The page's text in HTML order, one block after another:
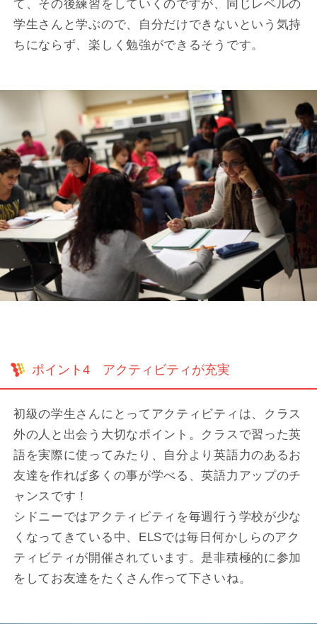
て、その後練習をしていくのですが、同じレベルの
学生さんと学ぶので、自分だけできないという気持
ちにならず、楽しく勉強ができるそうです。
ポイント4 アクティビティが充実
初級の学生さんにとってアクティビティは、クラス
外の人と出会う大切なポイント。クラスで習った英
語を実際に使ってみたり、自分より英語力のあるお
友達を作れば多くの事が学べる、英語力アップのチ
ャンスです！
シドニーではアクティビティを毎週行う学校が少な
くなってきている中、ELSでは毎日何かしらのアク
ティビティが開催されています。是非積極的に参加
をしてお友達をたくさん作って下さいね。